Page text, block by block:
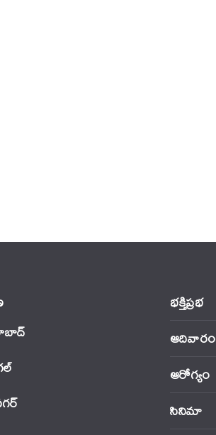
భక్తిప్రభ
ఆదివారం
ఆరోగ్యం
సినిమా